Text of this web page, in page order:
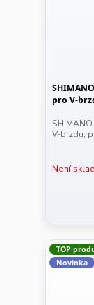
pro V-
V-brzdu,
Není
TOP
Novinka